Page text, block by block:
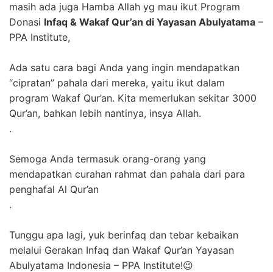
masih ada juga Hamba Allah yg mau ikut Program
Donasi Infaq & Wakaf Qur’an di Yayasan Abulyatama –
PPA Institute,
Ada satu cara bagi Anda yang ingin mendapatkan
“cipratan” pahala dari mereka, yaitu ikut dalam
program Wakaf Qur’an. Kita memerlukan sekitar 3000
Qur’an, bahkan lebih nantinya, insya Allah.
.
Semoga Anda termasuk orang-orang yang
mendapatkan curahan rahmat dan pahala dari para
penghafal Al Qur’an
.
Tunggu apa lagi, yuk berinfaq dan tebar kebaikan
melalui Gerakan Infaq dan Wakaf Qur’an Yayasan
Abulyatama Indonesia – PPA Institute!😉